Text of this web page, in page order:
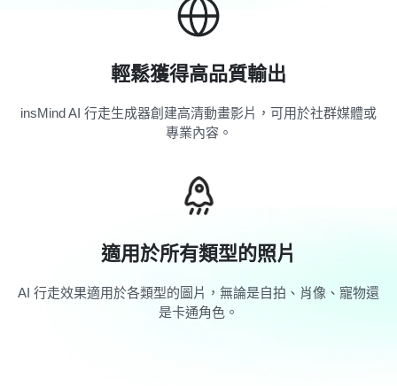
輕鬆獲得高品質輸出
insMind AI 行走生成器創建高清動畫影片，可用於社群媒體或
專業內容。
適用於所有類型的照片
AI 行走效果適用於各類型的圖片，無論是自拍、肖像、寵物還
是卡通角色。